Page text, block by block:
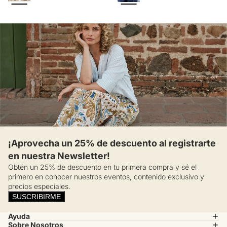
¡Aprovecha un 25% de descuento al registrarte
en nuestra Newsletter!
Obtén un 25% de descuento en tu primera compra y sé el
primero en conocer nuestros eventos, contenido exclusivo y
precios especiales.
SUSCRIBIRME
Ayuda
Sobre Nosotros